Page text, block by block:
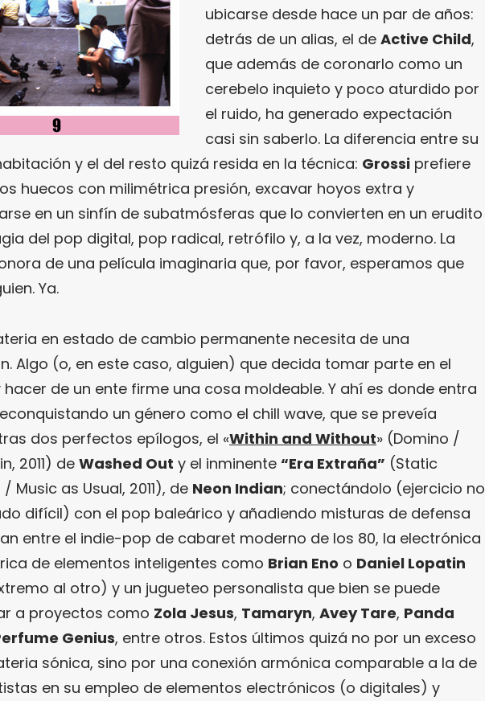
ubicarse desde hace un par de años:
detrás de un alias, el de Active Child,
que además de coronarlo como un
cerebelo inquieto y poco aturdido por
el ruido, ha generado expectación
casi sin saberlo. La diferencia entre su
y el del resto quizá resida en la técnica: Grossi prefiere
huecos con milimétrica presión, excavar hoyos extra y
en un sinfín de subatmósferas que lo convierten en un erudito
del pop digital, pop radical, retrófilo y, a la vez, moderno. La
de una película imaginaria que, por favor, esperamos que
Ya.
en estado de cambio permanente necesita de una
Algo (o, en este caso, alguien) que decida tomar parte en el
de un ente firme una cosa moldeable. Y ahí es donde entra
un género como el chill wave, que se preveía
dos perfectos epílogos, el «Within and Without» (Domino /
2011) deWashed Out y el inminente “Era Extraña” (Static
Music as Usual, 2011), de Neon Indian; conectándolo (ejercicio no
difícil) con el pop baleárico y añadiendo misturas de defensa
entre el indie-pop de cabaret moderno de los 80, la electrónica
de elementos inteligentes como Brian Eno o Daniel Lopatin
al otro) y un jugueteo personalista que bien se puede
a proyectos como Zola Jesus, Tamaryn, Avey Tare, Panda
Genius, entre otros. Estos últimos quizá no por un exceso
sónica, sino por una conexión armónica comparable a la de
en su empleo de elementos electrónicos (o digitales) y